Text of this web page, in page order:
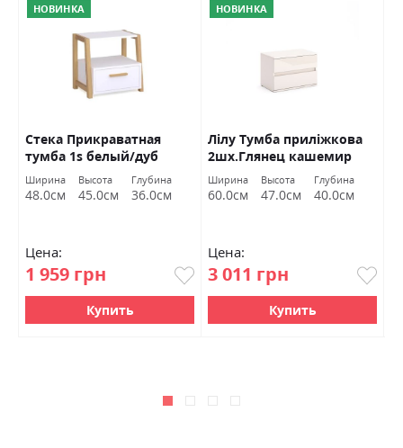
НОВИНКА
Стека Прикраватная
тумба 1s белый/дуб
каменный
Ширина
48.0см
Высота
45.0см
Глубина
36.0см
Цена:
1 959 грн
Купить
НОВИНКА
Лілу Тумба приліжкова
2шх.Глянец кашемир
Міромарк
Ширина
60.0см
Высота
47.0см
Глубина
40.0см
Цена:
3 011 грн
Купить